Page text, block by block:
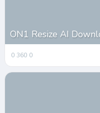
ON1 Resize AI
0 360 0